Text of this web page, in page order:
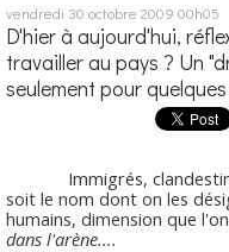
vendredi 30 octobre 2009 00h05
D'hier à aujourd'hui,
travailler au pays ? Un
seulement pour quelques
Immigrés, clandestins/
soit le nom dont on les
humains, dimension que
dans l'arène....